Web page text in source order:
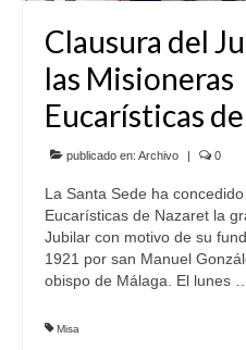
Clausura del
las Misioneras
Eucarísticas
publicado en: Archivo 0
La Santa Sede ha
Eucarísticas de Nazaret la
Jubilar con motivo de su
1921 por san Manuel
obispo de Málaga. El lunes
Misa